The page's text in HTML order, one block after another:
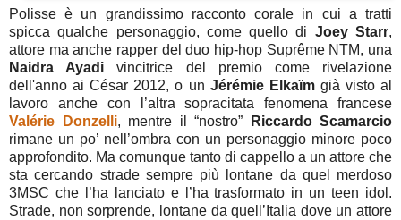
Polisse è un grandissimo racconto corale in cui a tratti
spicca qualche personaggio, come quello di Joey Starr,
attore ma anche rapper del duo hip-hop Suprême NTM, una
Naidra Ayadi vincitrice del premio come rivelazione
dell'anno ai César 2012, o un Jérémie Elkaïmgià visto al
lavoro anche con l’altra sopracitata fenomena francese
Valérie Donzelli, mentre il “nostro”
Riccardo Scamarcio
rimane un po’ nell’ombra con un personaggio minore poco
approfondito. Ma comunque tanto di cappello a un attore che
sta cercando strade sempre più lontane da quel merdoso
3MSC che l’ha lanciato e l’ha trasformato in un teen idol.
Strade, non sorprende, lontane da quell’Italia dove un attore